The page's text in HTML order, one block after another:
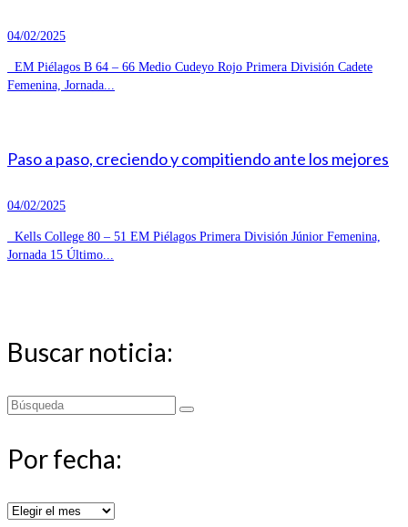
04/02/2025
EM Piélagos B 64 – 66 Medio Cudeyo Rojo Primera División Cadete
Femenina, Jornada...
Paso a paso, creciendo y compitiendo ante los mejores
04/02/2025
Kells College 80 – 51 EM Piélagos Primera División Júnior Femenina,
Jornada 15 Último...
Buscar noticia:
Buscar
Por fecha:
Por